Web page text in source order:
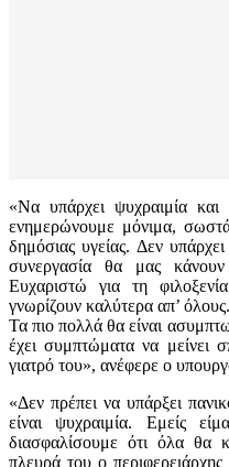
«Να υπάρχει ψυχραιμία
ενημερώνουμε μόνιμα,
δημόσιας υγείας. Δεν
συνεργασία θα μας
Ευχαριστώ για τη
γνωρίζουν καλύτερα απ’
Τα πιο πολλά θα είναι
έχει συμπτώματα να μείνει
γιατρό του», ανέφερε ο
«Δεν πρέπει να υπάρξει
είναι ψυχραιμία. Εμείς
διασφαλίσουμε ότι όλα θα
πλευρά του ο